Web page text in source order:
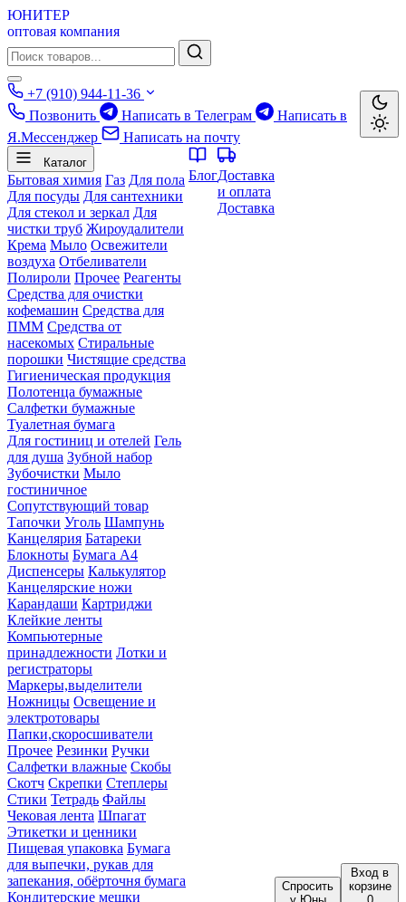
ЮНИТЕР
оптовая компания
+7 (910) 944-11-36
Позвонить
Написать в Телеграм
Написать в
Я.Мессенджер
Написать на почту
Каталог
Бытовая химия Газ Для пола
Для посуды Для сантехники
Для стекол и зеркал Для
чистки труб Жироудалители
Крема Мыло Освежители
воздуха Отбеливатели
Полироли Прочее Реагенты
Средства для очистки
кофемашин Средства для
ПММ Средства от
насекомых Стиральные
порошки Чистящие средства
Гигиеническая продукция
Полотенца бумажные
Салфетки бумажные
Туалетная бумага
Для гостиниц и отелей Гель
для душа Зубной набор
Зубочистки Мыло
гостиничное
Сопутствующий товар
Тапочки Уголь Шампунь
Канцелярия Батареки
Блокноты Бумага А4
Диспенсеры Калькулятор
Канцелярские ножи
Карандаши Картриджи
Клейкие ленты
Компьютерные
принадлежности Лотки и
регистраторы
Маркеры,выделители
Ножницы Освещение и
электротовары
Папки,скоросшиватели
Прочее Резинки Ручки
Салфетки влажные Скобы
Скотч Скрепки Степлеры
Стики Тетрадь Файлы
Чековая лента Шпагат
Этикетки и ценники
Пищевая упаковка Бумага
для выпечки, рукав для
запекания, обёрточня бумага
Кондитерские мешки
БлогДоставка
и оплата
Доставка
Спросить
у Юны
Вход в
корзине
0